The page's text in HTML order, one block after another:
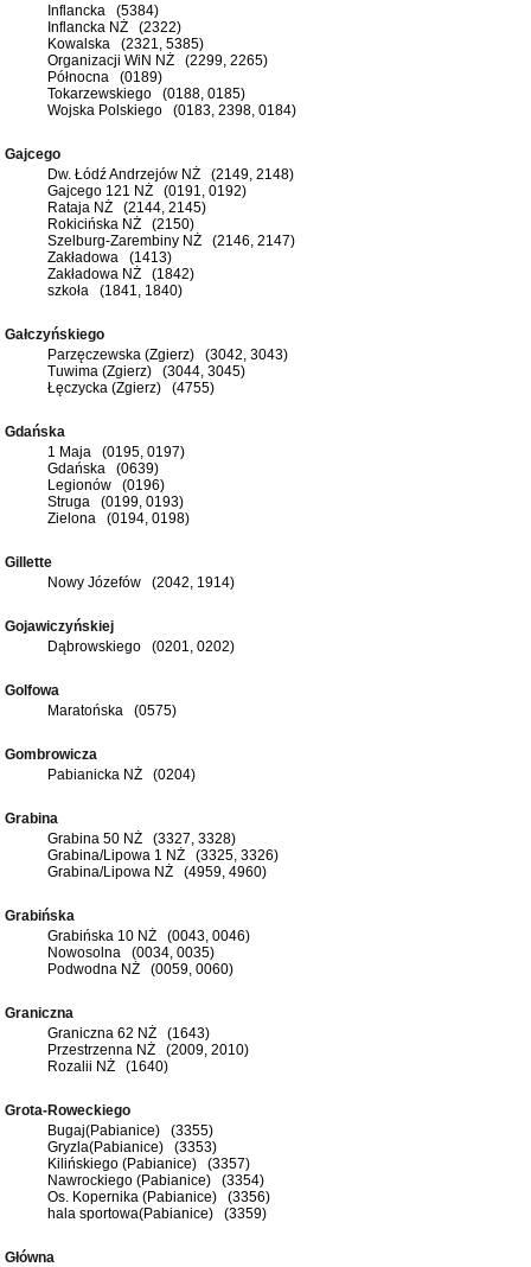
Inflancka (5384)
Inflancka NŻ (2322)
Kowalska (2321, 5385)
Organizacji WiN NŻ (2299, 2265)
Północna (0189)
Tokarzewskiego (0188, 0185)
Wojska Polskiego (0183, 2398, 0184)
Gajcego
Dw. Łódź Andrzejów NŻ (2149, 2148)
Gajcego 121 NŻ (0191, 0192)
Rataja NŻ (2144, 2145)
Rokicińska NŻ (2150)
Szelburg-Zarembiny NŻ (2146, 2147)
Zakładowa (1413)
Zakładowa NŻ (1842)
szkoła (1841, 1840)
Gałczyńskiego
Parzęczewska (Zgierz) (3042, 3043)
Tuwima (Zgierz) (3044, 3045)
Łęczycka (Zgierz) (4755)
Gdańska
1 Maja (0195, 0197)
Gdańska (0639)
Legionów (0196)
Struga (0199, 0193)
Zielona (0194, 0198)
Gillette
Nowy Józefów (2042, 1914)
Gojawiczyńskiej
Dąbrowskiego (0201, 0202)
Golfowa
Maratońska (0575)
Gombrowicza
Pabianicka NŻ (0204)
Grabina
Grabina 50 NŻ (3327, 3328)
Grabina/Lipowa 1 NŻ (3325, 3326)
Grabina/Lipowa NŻ (4959, 4960)
Grabińska
Grabińska 10 NŻ (0043, 0046)
Nowosolna (0034, 0035)
Podwodna NŻ (0059, 0060)
Graniczna
Graniczna 62 NŻ (1643)
Przestrzenna NŻ (2009, 2010)
Rozalii NŻ (1640)
Grota-Roweckiego
Bugaj(Pabianice) (3355)
Gryzla(Pabianice) (3353)
Kilińskiego (Pabianice) (3357)
Nawrockiego (Pabianice) (3354)
Os. Kopernika (Pabianice) (3356)
hala sportowa(Pabianice) (3359)
Główna